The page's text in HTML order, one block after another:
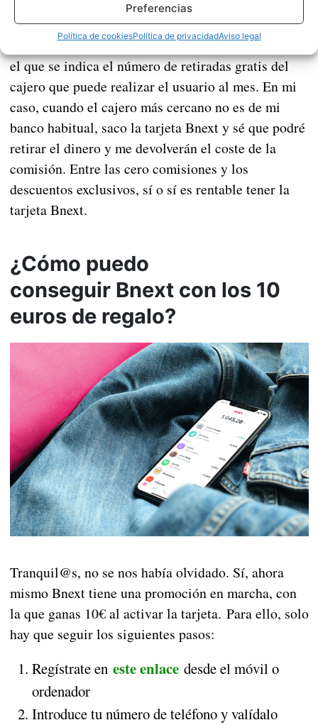
Preferencias
Política de cookiesPolítica de privacidadAviso legal
LosDatos de Usose muestran como uno de los
aspectos más útiles de la aplicación. Un apartado en
el que se indica el número de retiradas gratis del
cajero que puede realizar el usuario al mes. En mi
caso, cuando el cajero más cercano no es de mi
banco habitual, saco la tarjeta Bnext y sé que podré
retirar el dinero y me devolverán el coste de la
comisión. Entre las cero comisiones y los
descuentos exclusivos, sí o sí es rentable tener la
tarjeta Bnext.
¿Cómo puedo
conseguir Bnext con los 10
euros de regalo?
Tranquil@s, no se nos había olvidado. Sí, ahora
mismo Bnext tiene una promoción en marcha, con
la que ganas 10€ al activar la tarjeta. Para ello, solo
hay que seguir los siguientes pasos:
Regístrate en este enlacedesde el móvil o
ordenador
Introduce tu número de teléfono y valídalo